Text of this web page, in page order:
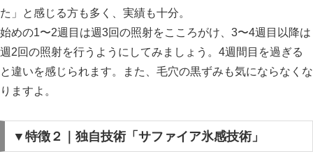
た」と感じる方も多く、実績も十分。
始めの1〜2週目は週3回の照射をこころがけ、3〜4週目以降は
週2回の照射を行うようにしてみましょう。4週間目を過ぎる
と違いを感じられます。また、 毛穴の黒ずみも気にならなくな
りますよ。
▼特徴２｜独自技術「サファイア氷感技術」